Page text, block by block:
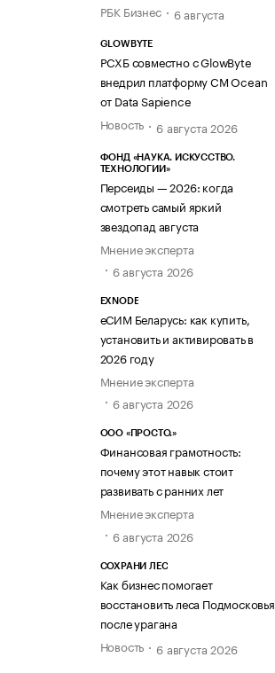
РБК Бизнес
6 августа
GLOWBYTE
РСХБ совместно с GlowByte
внедрил платформу CM Ocean
от Data Sapience
Новость
6 августа 2026
ФОНД «НАУКА. ИСКУССТВО.
ТЕХНОЛОГИИ»
Персеиды — 2026: когда
смотреть самый яркий
звездопад августа
Мнение эксперта
6 августа 2026
EXNODE
еСИМ Беларусь: как купить,
установить и активировать в
2026 году
Мнение эксперта
6 августа 2026
ООО «ПРОСТО.»
Финансовая грамотность:
почему этот навык стоит
развивать с ранних лет
Мнение эксперта
6 августа 2026
СОХРАНИ ЛЕС
Как бизнес помогает
восстановить леса Подмосковья
после урагана
Новость
6 августа 2026